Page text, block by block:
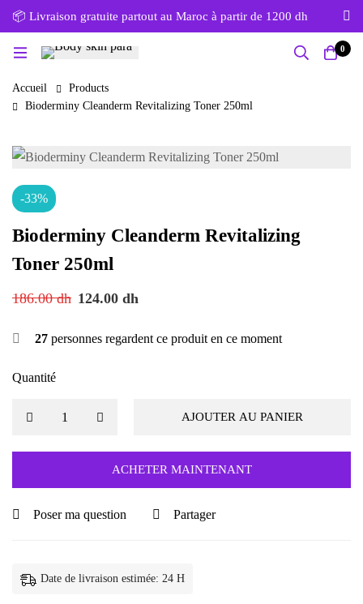
📦 Livraison gratuite partout au Maroc à partir de 1200 dh
0
Accueil
Products
Bioderminy Cleanderm Revitalizing Toner 250ml
-33%
Bioderminy Cleanderm Revitalizing
Toner 250ml
186.00dh 124.00 dh
27 personnes regardent ce produit en ce moment
Quantité
AJOUTER AU PANIER
ACHETER MAINTENANT
Poser ma question Partager
Date de livraison estimée: 24 H